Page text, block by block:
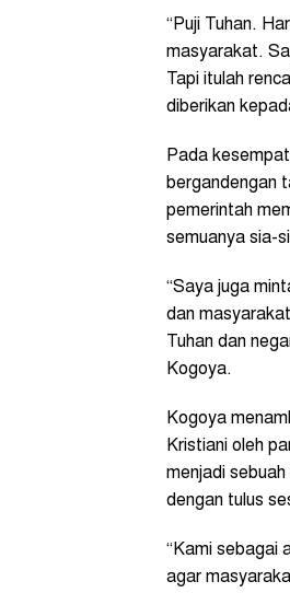
“Puji Tuhan.
masyarakat.
Tapi itulah
diberikan
Pada
bergandengan
pemerintah
semuanya sia-
“Saya juga
dan
Tuhan dan
Kogoya.
Kogoya
Kristiani oleh
menjadi
dengan tulus
“Kami sebagai
agar